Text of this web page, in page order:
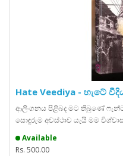
Hate Veediya - හැටේ
ආලිංගනය පිළිබද මට තිබුණේ
සොඳුරුම අවස්ථාව යැයි මම
Available
Rs. 500.00